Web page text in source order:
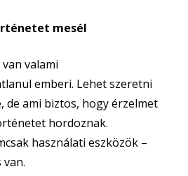
mesél
valami
emberi. Lehet szeretni
de ami biztos, hogy érzelmet
hordoznak.
használati eszközök –